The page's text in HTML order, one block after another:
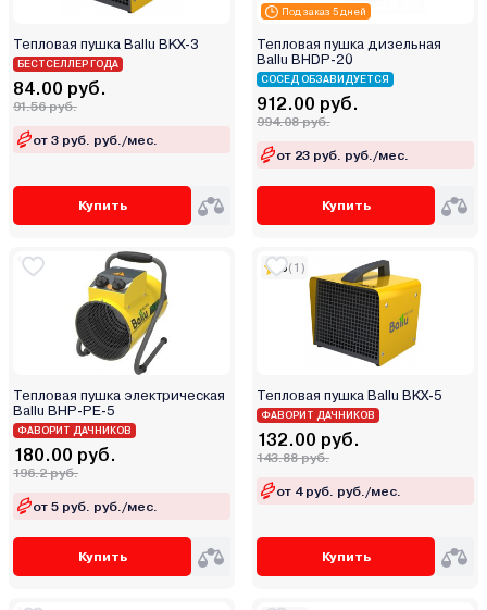
Тепловая пушка Ballu BKX-3
БЕСТСЕЛЛЕР ГОДА
84.00 руб.
91.56 руб.
от 3 руб. руб./мес.
Купить
Под заказ 5 дней
Тепловая пушка дизельная
Ballu BHDP-20
СОСЕД ОБЗАВИДУЕТСЯ
912.00 руб.
994.08 руб.
от 23 руб. руб./мес.
Купить
Тепловая пушка электрическая
Ballu BHP-PE-5
ФАВОРИТ ДАЧНИКОВ
180.00 руб.
196.2 руб.
от 5 руб. руб./мес.
Купить
5(1)
Тепловая пушка Ballu BKX-5
ФАВОРИТ ДАЧНИКОВ
132.00 руб.
143.88 руб.
от 4 руб. руб./мес.
Купить